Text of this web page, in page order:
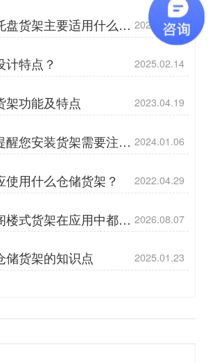
盘货架主要适用什么货 2026.07.16
计特点？ 2025.02.14
架功能及特点 2023.04.19
醒您安装货架需要注意 2024.01.06
使用什么仓储货架？ 2022.04.29
楼式货架在应用中都有 2026.08.07
储货架的知识点 2025.01.23